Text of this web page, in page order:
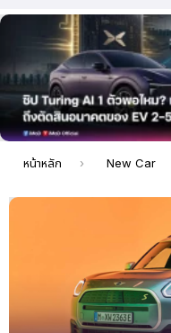
ล่าสุด
คุณอยู่ที่นี่:
หน้าหลัก New Car